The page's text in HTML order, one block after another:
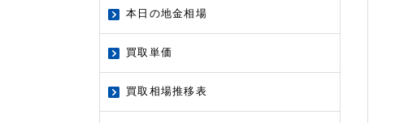
本日の地金相場
買取単価
買取相場推移表